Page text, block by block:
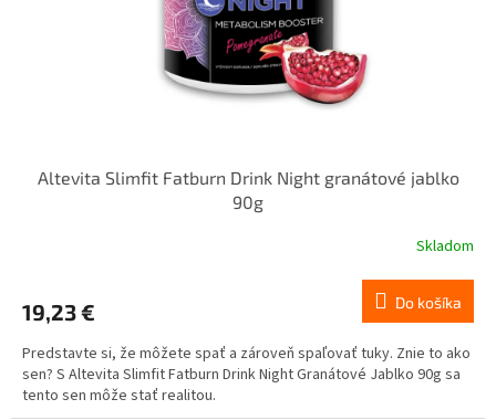
Altevita Slimfit Fatburn Drink Night granátové jablko
90g
Skladom
19,23 € Do košíka
Predstavte si, že môžete spať a zároveň spaľovať tuky. Znie to ako
sen? S Altevita Slimfit Fatburn Drink Night Granátové Jablko 90g sa
tento sen môže stať realitou.